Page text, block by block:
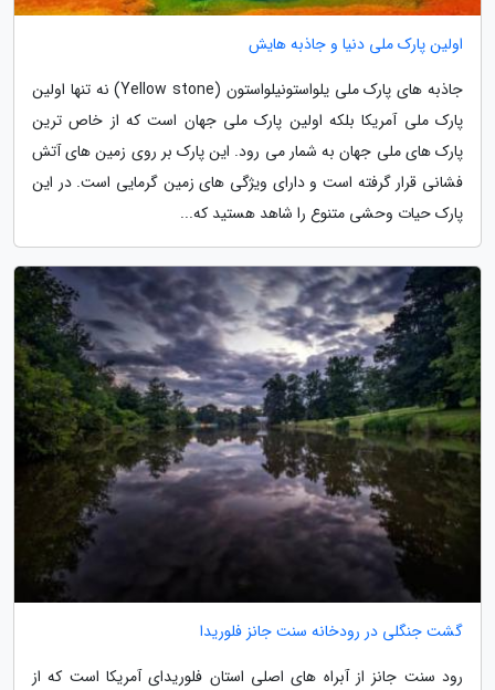
اولین پارک ملی دنیا و جاذبه هایش
جاذبه های پارک ملی یلواستونیلواستون (Yellow stone) نه تنها اولین
پارک ملی آمریکا بلکه اولین پارک ملی جهان است که از خاص ترین
پارک های ملی جهان به شمار می رود. این پارک بر روی زمین های آتش
فشانی قرار گرفته است و دارای ویژگی های زمین گرمایی است. در این
پارک حیات وحشی متنوع را شاهد هستید که...
گشت جنگلی در رودخانه سنت جانز فلوریدا
رود سنت جانز از آبراه های اصلی استان فلوریدای آمریکا است که از